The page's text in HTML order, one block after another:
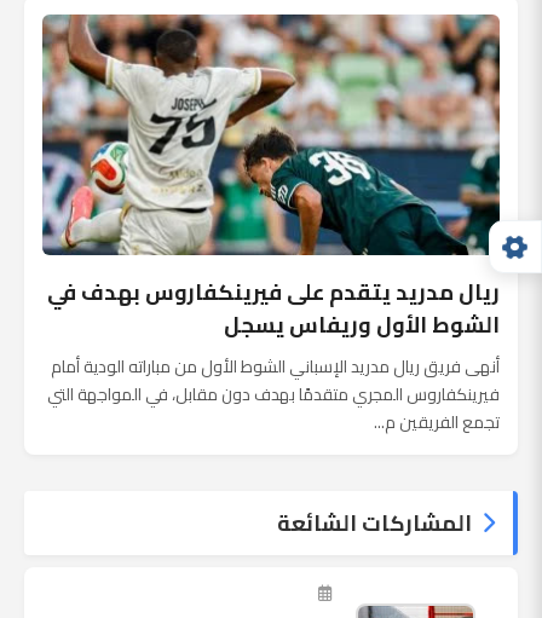
ريال مدريد يتقدم على فيرينكفاروس بهدف في
الشوط الأول وريفاس يسجل
أنهى فريق ريال مدريد الإسباني الشوط الأول من مباراته الودية أمام
فيرينكفاروس المجري متقدمًا بهدف دون مقابل، في المواجهة التي
تجمع الفريقين م...
المشاركات الشائعة